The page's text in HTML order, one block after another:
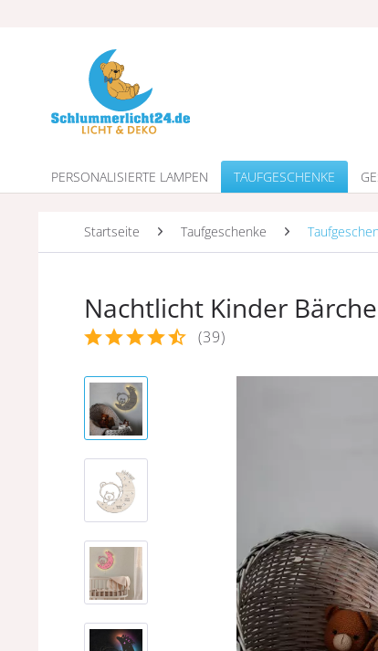
PERSONALISIERTE LAMPEN TAUFGESCHENKE
Startseite Taufgeschenke
Nachtlicht Kinder
(39)